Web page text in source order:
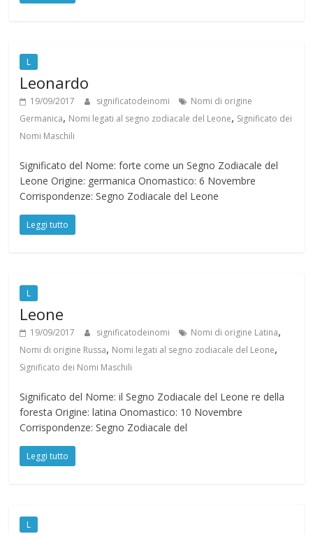
L
Leonardo
19/09/2017 significatodeinomi
Nomi di origine
Germanica, Nomi legati al segno zodiacale del Leone, Significato dei
Nomi Maschili
Significato del Nome: forte come un Segno Zodiacale del
Leone Origine: germanica Onomastico: 6 Novembre
Corrispondenze: Segno Zodiacale del Leone
Leggi tutto
L
Leone
19/09/2017 significatodeinomi Nomi di origine Latina,
Nomi di origine Russa, Nomi legati al segno zodiacale del Leone,
Significato dei Nomi Maschili
Significato del Nome: il Segno Zodiacale del Leone re della
foresta Origine: latina Onomastico: 10 Novembre
Corrispondenze: Segno Zodiacale del
Leggi tutto
L